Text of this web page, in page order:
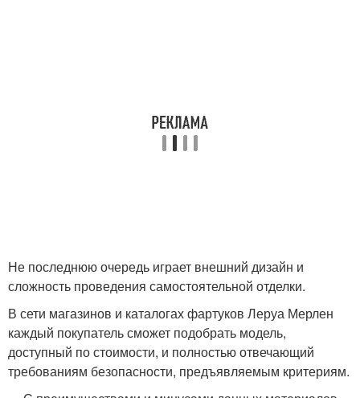
Не последнюю очередь играет внешний дизайн и
сложность проведения самостоятельной отделки.
В сети магазинов и каталогах фартуков Леруа Мерлен
каждый покупатель сможет подобрать модель,
доступный по стоимости, и полностью отвечающий
требованиям безопасности, предъявляемым критериям.